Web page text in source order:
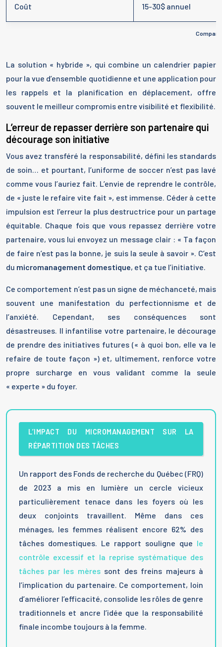
Coût 15-30$ annuel
La solution « hybride », qui combine un calendrier papier
pour la vue d’ensemble quotidienne et une application pour
les rappels et la planification en déplacement, offre
souvent le meilleur compromis entre visibilité et flexibilité.
L’erreur de repasser derrière son partenaire qui
décourage son initiative
Vous avez transféré la responsabilité, défini les standards
de soin… et pourtant, l’uniforme de soccer n’est pas lavé
comme vous l’auriez fait. L’envie de reprendre le contrôle,
de « juste le refaire vite fait », est immense. Céder à cette
impulsion est l’erreur la plus destructrice pour un partage
équitable. Chaque fois que vous repassez derrière votre
partenaire, vous lui envoyez un message clair : « Ta façon
de faire n’est pas la bonne, je suis la seule à savoir ». C’est
du micromanagement domestique, et ça tue l’initiative.
Ce comportement n’est pas un signe de méchanceté, mais
souvent une manifestation du perfectionnisme et de
l’anxiété. Cependant, ses conséquences sont
désastreuses. Il infantilise votre partenaire, le décourage
de prendre des initiatives futures (« à quoi bon, elle va le
refaire de toute façon ») et, ultimement, renforce votre
propre surcharge en vous validant comme la seule
« experte » du foyer.
L’IMPACT DU MICROMANAGEMENT SUR LA
RÉPARTITION DES TÂCHES
Un rapport des Fonds de recherche du Québec (FRQ)
de 2023 a mis en lumière un cercle vicieux
particulièrement tenace dans les foyers où les
deux conjoints travaillent. Même dans ces
ménages, les femmes réalisent encore 62% des
tâches domestiques. Le rapport souligne que le
contrôle excessif et la reprise systématique des
tâches par les mèressont des freins majeurs à
l’implication du partenaire. Ce comportement, loin
d’améliorer l’efficacité, consolide les rôles de genre
traditionnels et ancre l’idée que la responsabilité
finale incombe toujours à la femme.